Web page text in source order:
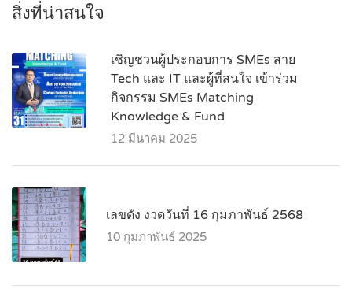
สิ่งที่น่าสนใจ
เชิญชวนผู้ประกอบการ SMEs สาย
Tech และ IT และผู้ที่สนใจ เข้าร่วม
กิจกรรม SMEs Matching
Knowledge & Fund
12 มีนาคม 2025
เลขดัง งวดวันที่ 16 กุมภาพันธ์ 2568
10 กุมภาพันธ์ 2025